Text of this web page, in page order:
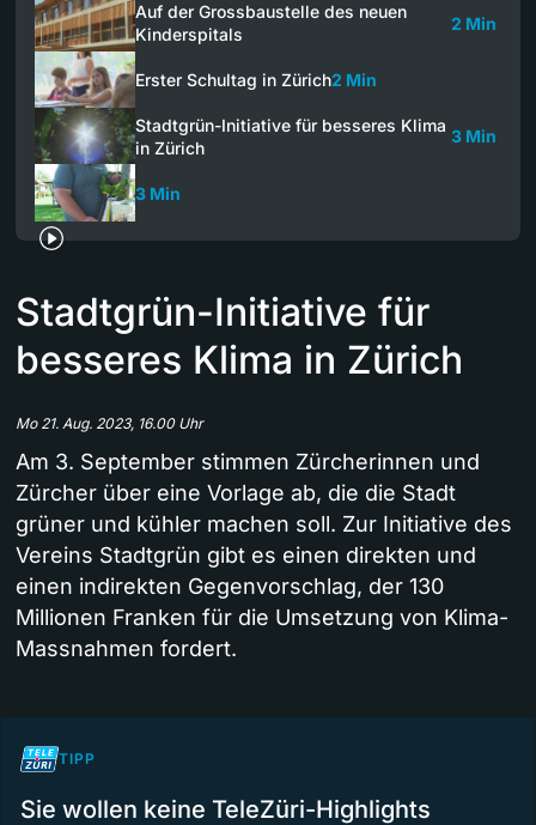
Auf der Grossbaustelle des neuen
Kinderspitals
2 Min
Erster Schultag in Zürich2 Min
Stadtgrün-Initiative für besseres Klima
in Zürich
3 Min
3 Min
Stadtgrün-Initiative für
besseres Klima in Zürich
Mo 21. Aug. 2023, 16.00 Uhr
Am 3. September stimmen Zürcherinnen und
Zürcher über eine Vorlage ab, die die Stadt
grüner und kühler machen soll. Zur Initiative des
Vereins Stadtgrün gibt es einen direkten und
einen indirekten Gegenvorschlag, der 130
Millionen Franken für die Umsetzung von Klima-
Massnahmen fordert.
TIPP
Sie wollen keine TeleZüri-Highlights